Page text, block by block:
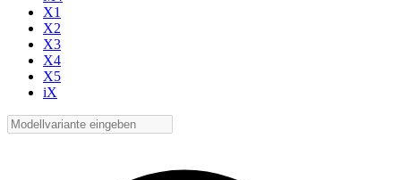
X1
X2
X3
X4
X5
iX